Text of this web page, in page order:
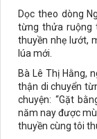
Dọc theo dòng
từng thửa ruộng
thuyền nhẹ lướt,
lúa mới.
Bà Lê Thị Hằng,
thận di chuyển
chuyện: “Gặt
năm nay được
thuyền cùng tôi